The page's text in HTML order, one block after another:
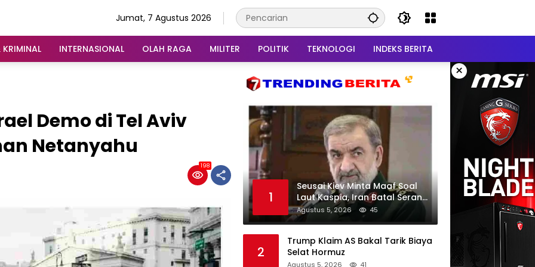
Jumat, 7 Agustus 2026
INTERNASIONAL OLAH RAGA MILITER POLITIK TEKNOLOGI INDEKS BERITA
×
Demo di Tel Aviv
Netanyahu
198
1
Seusai Kiev Minta Maaf Soal
Laut Kaspia, Iran Batal Serang
Ukraina
Agustus 5, 2026 45
2
Trump Klaim AS Bakal Tarik Biaya
Selat Hormuz
Agustus 5, 2026 41